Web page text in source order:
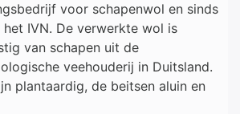
voor schapenwol en sinds
IVN. De verwerkte wol is
van schapen uit de
veehouderij in Duitsland.
plantaardig, de beitsen aluin en